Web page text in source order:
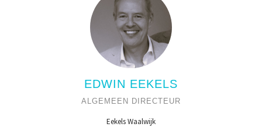
EDWIN EEKELS
ALGEMEEN DIRECTEUR
Eekels Waalwijk